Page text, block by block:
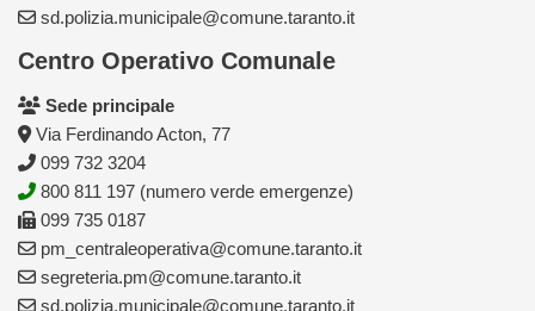
sd.polizia.municipale@comune.taranto.it
Centro Operativo Comunale
Sede principale
Via Ferdinando Acton, 77
099 732 3204
800 811 197 (numero verde emergenze)
099 735 0187
pm_centraleoperativa@comune.taranto.it
segreteria.pm@comune.taranto.it
sd.polizia.municipale@comune.taranto.it